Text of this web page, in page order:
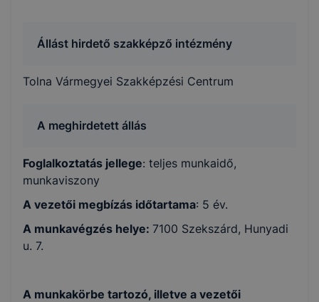
Állást hirdető szakképző intézmény
Tolna Vármegyei Szakképzési Centrum
A meghirdetett állás
Foglalkoztatás jellege: teljes munkaidő,
munkaviszony
A vezetői megbízás időtartama: 5 év.
A munkavégzés helye: 7100 Szekszárd, Hunyadi
u. 7.
A munkakörbe tartozó, illetve a vezetői